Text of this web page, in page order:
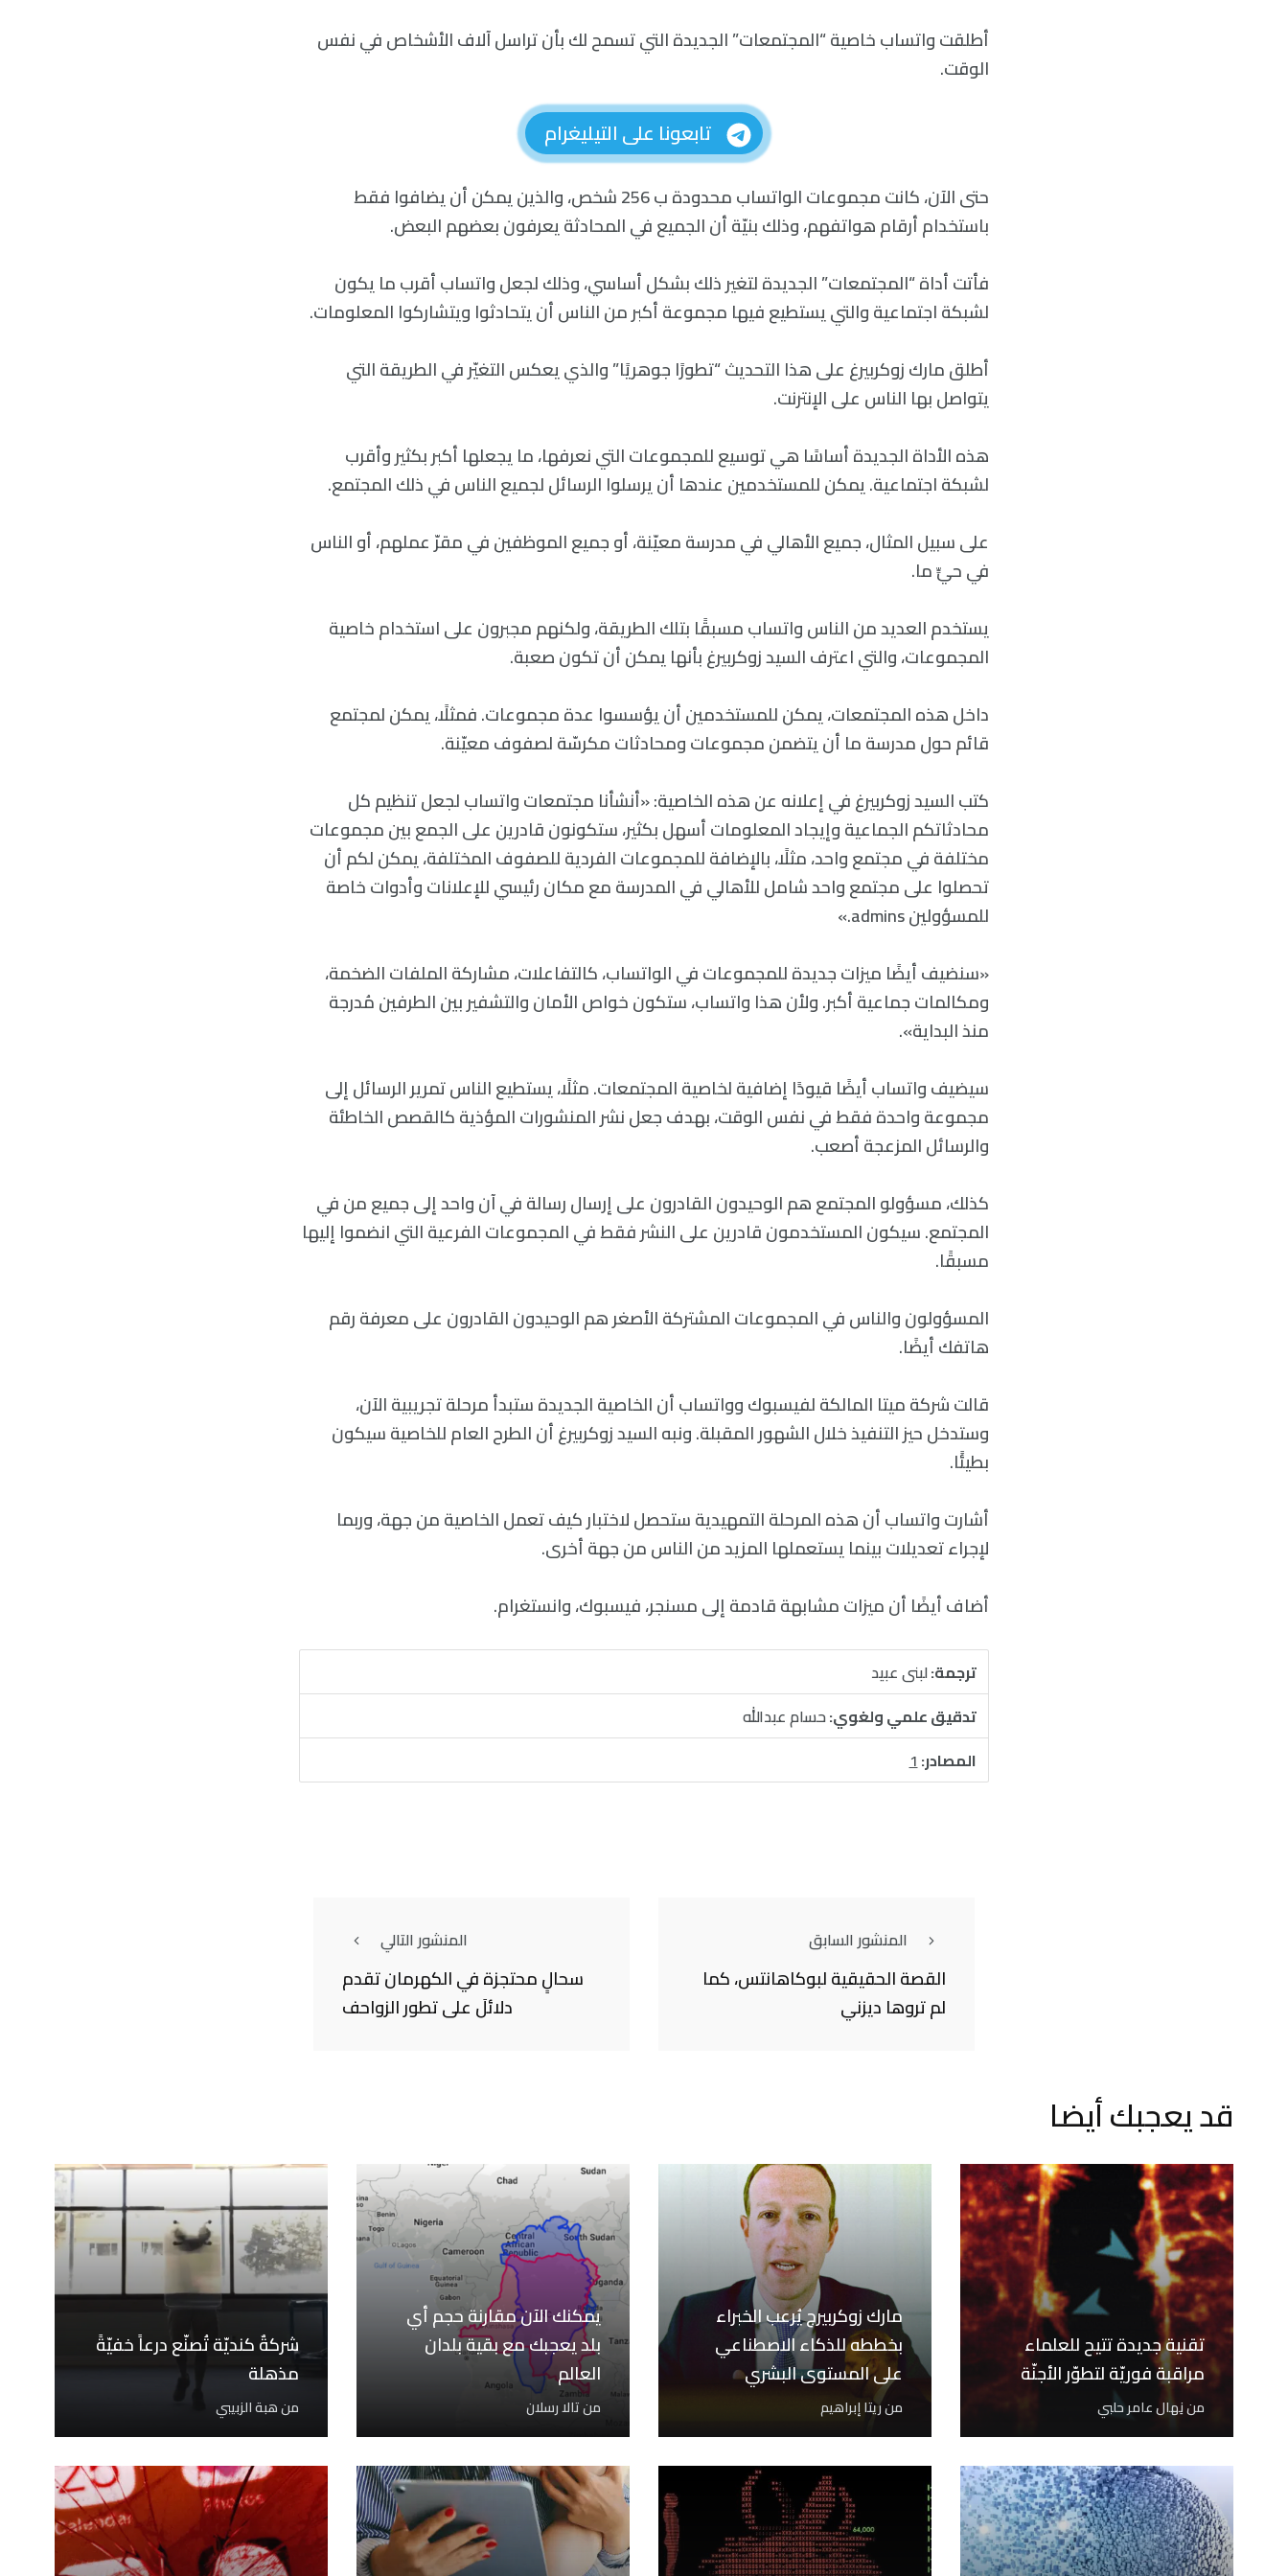
أطلقت واتساب خاصية “المجتمعات” الجديدة التي تسمح لك بأن تراسل آلاف الأشخاص في نفس
الوقت.
تابعونا على التيليغرام
حتى الآن، كانت مجموعات الواتساب محدودة ب 256 شخص، والذين يمكن أن يضافوا فقط
باستخدام أرقام هواتفهم، وذلك بنيّة أن الجميع في المحادثة يعرفون بعضهم البعض.
فأتت أداة “المجتمعات” الجديدة لتغير ذلك بشكل أساسي، وذلك لجعل واتساب أقرب ما يكون
لشبكة اجتماعية والتي يستطيع فيها مجموعة أكبر من الناس أن يتحادثوا ويتشاركوا المعلومات.
أطلق مارك زوكربيرغ على هذا التحديث “تطورًا جوهريًا” والذي يعكس التغيّر في الطريقة التي
يتواصل بها الناس على الإنترنت.
هذه الأداة الجديدة أساسًا هي توسيع للمجموعات التي نعرفها، ما يجعلها أكبر بكثير وأقرب
لشبكة اجتماعية. يمكن للمستخدمين عندها أن يرسلوا الرسائل لجميع الناس في ذلك المجتمع.
على سبيل المثال، جميع الأهالي في مدرسة معيّنة، أو جميع الموظفين في مقرّ عملهم، أو الناس
في حيٍّ ما.
يستخدم العديد من الناس واتساب مسبقًا بتلك الطريقة، ولكنهم مجبرون على استخدام خاصية
المجموعات، والتي اعترف السيد زوكربيرغ بأنها يمكن أن تكون صعبة.
داخل هذه المجتمعات، يمكن للمستخدمين أن يؤسسوا عدة مجموعات. فمثلًا، يمكن لمجتمع
قائم حول مدرسة ما أن يتضمن مجموعات ومحادثات مكرسّة لصفوف معيّنة.
كتب السيد زوكربيرغ في إعلانه عن هذه الخاصية: «أنشأنا مجتمعات واتساب لجعل تنظيم كل
محادثاتكم الجماعية وإيجاد المعلومات أسهل بكثير، ستكونون قادرين على الجمع بين مجموعات
مختلفة في مجتمع واحد، مثلًا، بالإضافة للمجموعات الفردية للصفوف المختلفة، يمكن لكم أن
تحصلوا على مجتمع واحد شامل للأهالي في المدرسة مع مكان رئيسي للإعلانات وأدوات خاصة
للمسؤولين admins.»
«سنضيف أيضًا ميزات جديدة للمجموعات في الواتساب، كالتفاعلات، مشاركة الملفات الضخمة،
ومكالمات جماعية أكبر. ولأن هذا واتساب، ستكون خواص الأمان والتشفير بين الطرفين مُدرجة
منذ البداية».
سيضيف واتساب أيضًا قيودًا إضافية لخاصية المجتمعات. مثلًا، يستطيع الناس تمرير الرسائل إلى
مجموعة واحدة فقط في نفس الوقت، بهدف جعل نشر المنشورات المؤذية كالقصص الخاطئة
والرسائل المزعجة أصعب.
كذلك، مسؤولو المجتمع هم الوحيدون القادرون على إرسال رسالة في آن واحد إلى جميع من في
المجتمع. سيكون المستخدمون قادرين على النشر فقط في المجموعات الفرعية التي انضموا إليها
مسبقًا.
المسؤولون والناس في المجموعات المشتركة الأصغر هم الوحيدون القادرون على معرفة رقم
هاتفك أيضًا.
قالت شركة ميتا المالكة لفيسبوك وواتساب أن الخاصية الجديدة ستبدأ مرحلة تجريبية الآن،
وستدخل حيز التنفيذ خلال الشهور المقبلة. ونبه السيد زوكربيرغ أن الطرح العام للخاصية سيكون
بطيئًا.
أشارت واتساب أن هذه المرحلة التمهيدية ستحصل لاختبار كيف تعمل الخاصية من جهة، وربما
لإجراء تعديلات بينما يستعملها المزيد من الناس من جهة أخرى.
أضاف أيضًا أن ميزات مشابهة قادمة إلى مسنجر، فيسبوك، وانستغرام.
ترجمة:لبنى عبيد
تدقيق علمي ولغوي:حسام عبدالله
المصادر:1
المنشور السابق
القصة الحقيقية لبوكاهانتس، كما
لم تروها ديزني
المنشور التالي
سحالٍ محتجزة في الكهرمان تقدم
دلائلَ على تطور الزواحف
قد يعجبك أيضا
تقنية جديدة تتيح للعلماء
مراقبة فوريّة لتطوّر الأجنّة
مننِهال عامر حلبي
مارك زوكربيرج يُرعب الخبراء
بخططه للذكاء الاصطناعي
على المستوى البشري
منريتا إبراهيم
يمكنك الآن مقارنة حجم أي
بلد يعجبك مع بقية بلدان
العالم
منتالا رسلان
شركةٌ كنديّة تُصنّع درعاً خفيّةً
مذهلة
منهبة الزبيبي